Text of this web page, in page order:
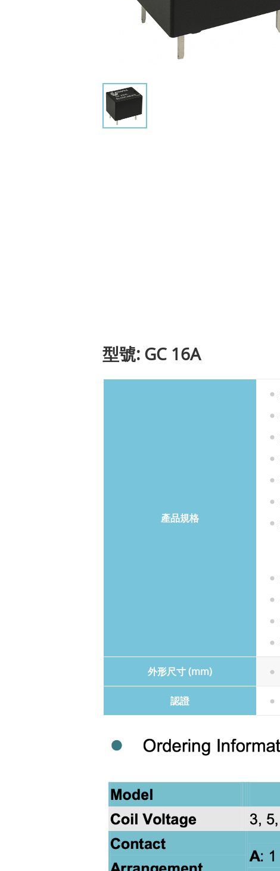
型號: GC 16A
產品規格
外形尺寸 (mm)
認證